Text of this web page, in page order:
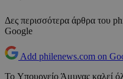
Δες περισσότερα άρθρα του
Google
Add philenews.com on
To Υπουργείο Άμυνας καλεί